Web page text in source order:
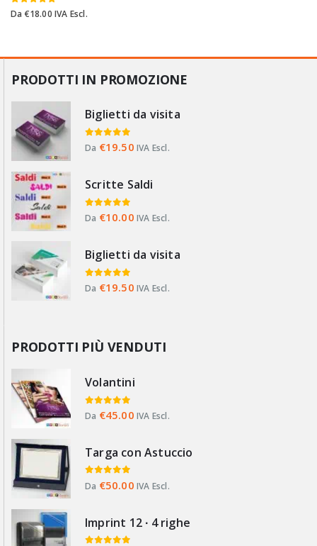
0 Su 5
Da €18.00 IVA Escl.
PRODOTTI IN PROMOZIONE
Biglietti da visita
0 Su 5
Da €19.50 IVA Escl.
Scritte Saldi
0 Su 5
Da €10.00 IVA Escl.
Biglietti da visita
0 Su 5
Da €19.50 IVA Escl.
PRODOTTI PIÙ VENDUTI
Volantini
0 Su 5
Da €45.00 IVA Escl.
Targa con Astuccio
0 Su 5
Da €50.00 IVA Escl.
Imprint 12 ∙ 4 righe